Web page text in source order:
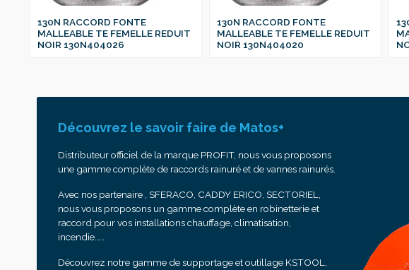
130N RACCORD FONTE
MALLEABLE TE FEMELLE REDUIT
NOIR 130N404026
130N RACCORD FONTE
MALLEABLE TE FEMELLE REDUIT
NOIR 130N404020
Découvrez le savoir faire de Matos+
Distributeur officiel de la marque PROFIT, nous vous proposons
une gamme complète de raccords rainuré et de vannes rainurés.
Avec nos partenaire , SFERACO, CADDY ERICO, SECTORIEL,
nous vous proposons un gamme complète en robinetterie et
raccord pour vos installations chauffage, climatisation,
incendie……
Découvrez notre gamme de supportage et outillage KSTOOL,